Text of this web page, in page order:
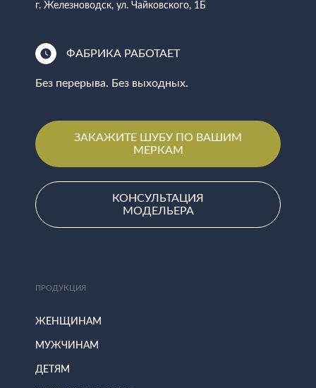
г. Железноводск, ул. Чайковского, 1Б
ФАБРИКА РАБОТАЕТ
Без перерыва. Без выходных.
ЗАКАЖИТЕ ШУБУ ПО ВАШИМ
МЕРКАМ
КОНСУЛЬТАЦИЯ
МОДЕЛЬЕРА
ПРОДУКЦИЯ
ЖЕНЩИНАМ
МУЖЧИНАМ
ДЕТЯМ